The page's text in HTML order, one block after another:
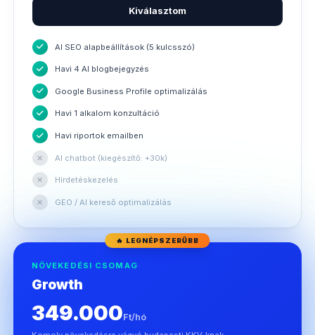
Kiválasztom
AI SEO alapbeállítások (5 kulcsszó)
Havi 4 AI blogbejegyzés
Google Business Profile optimalizálás
Havi 1 alkalom konzultáció
Havi riportok emailben
✕ AI chatbot (kiegészítő: +30k)
✕ Hirdetéskezelés
✕ GEO / AI kereső optimalizálás
🔥 LEGNÉPSZERŰBB
NÖVEKEDÉSI CSOMAG
Growth
349.000Ft/hó